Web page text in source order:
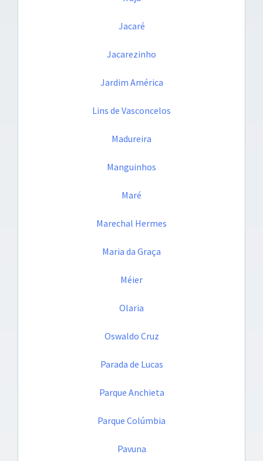
Jacaré
Jacarezinho
Jardim América
Lins de Vasconcelos
Madureira
Manguinhos
Maré
Marechal Hermes
Maria da Graça
Méier
Olaria
Oswaldo Cruz
Parada de Lucas
Parque Anchieta
Parque Colúmbia
Pavuna